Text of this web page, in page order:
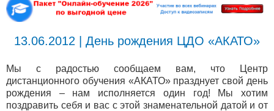
13.06.2012 | День рождения ЦДО «АКАТО»
Мы с радостью сообщаем вам, что Центр
дистанционного обучения «АКАТО» празднует свой день
рождения – нам исполняется один год! Мы хотим
поздравить себя и вас с этой знаменательной датой и от